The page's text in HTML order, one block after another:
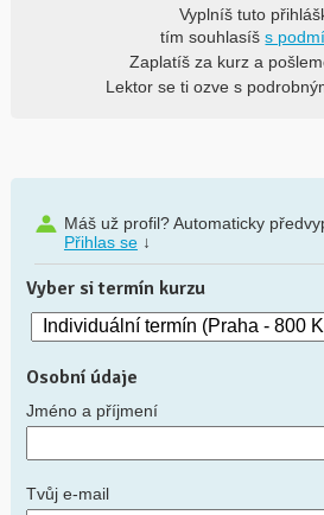
Vyplníš tuto
tím souhlasíšs
Zaplatíš za kurz a
Lektor se ti ozve s
Máš už profil? Automaticky
Přihlas se↓
Vyber si termín kurzu
Osobní údaje
Jméno a příjmení
Tvůj e-mail